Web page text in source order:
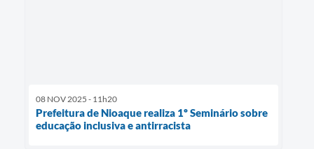
08 NOV 2025 - 11h20
Prefeitura de Nioaque realiza 1º Seminário sobre
educação inclusiva e antirracista